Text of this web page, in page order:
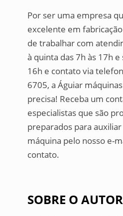
Por ser uma empresa
excelente em
de trabalhar com
à quinta das 7h às 17h e
16h e contato via
6705, a Águiar
precisa! Receba um
especialistas que são
preparados para
máquina pelo nosso e-
contato.
SOBRE O AUTOR